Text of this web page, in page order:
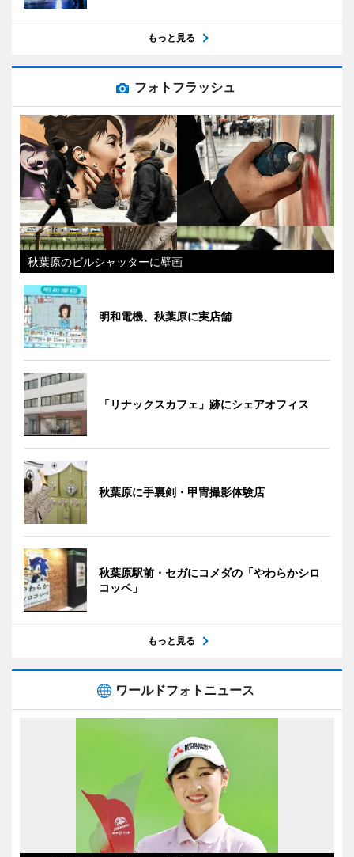
もっと見る
フォトフラッシュ
秋葉原のビルシャッターに壁画
明和電機、秋葉原に実店舗
「リナックスカフェ」跡にシェアオフィス
秋葉原に手裏剣・甲冑撮影体験店
秋葉原駅前・セガにコメダの「やわらかシロ
コッペ」
もっと見る
ワールドフォトニュース